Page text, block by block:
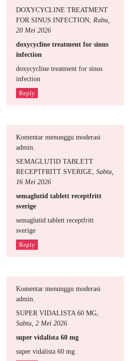
DOXYCYCLINE TREATMENT
FOR SINUS INFECTION Rabu,
20 Mei 2026
doxycycline treatment for sinus
infection
doxycycline treatment for sinus
infection
Reply
Komentar menunggu moderasi
admin.
SEMAGLUTID TABLETT
RECEPTFRITT SVERIGE Sabtu,
16 Mei 2026
semaglutid tablett receptfritt
sverige
semaglutid tablett receptfritt
sverige
Reply
Komentar menunggu moderasi
admin.
SUPER VIDALISTA 60 MG
Sabtu, 2 Mei 2026
super vidalista 60 mg
super vidalista 60 mg